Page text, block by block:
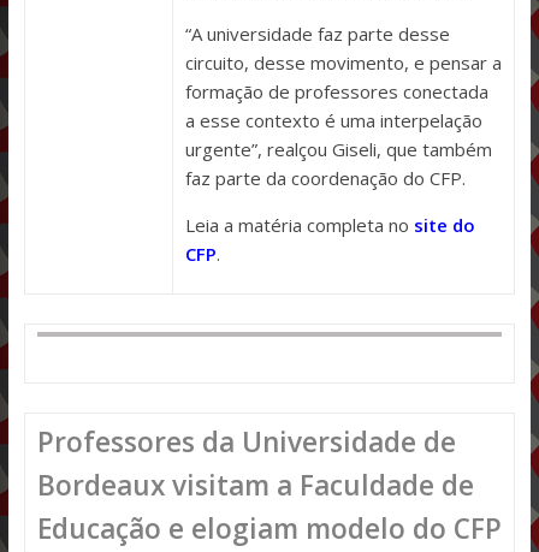
“A universidade faz parte desse
circuito, desse movimento, e pensar a
formação de professores conectada
a esse contexto é uma interpelação
urgente”, realçou Giseli, que também
faz parte da coordenação do CFP.
Leia a matéria completa no site do
CFP.
Professores da Universidade de
Bordeaux visitam a Faculdade de
Educação e elogiam modelo do CFP